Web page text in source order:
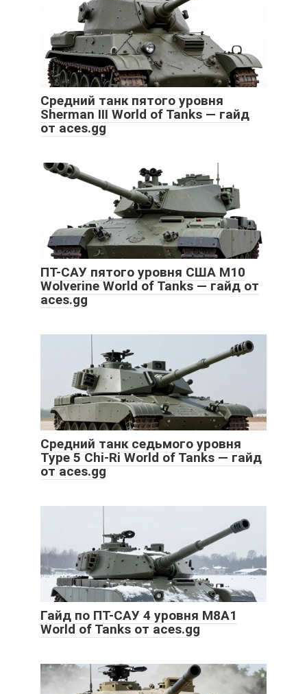
Средний танк пятого уровня
Sherman III World of Tanks — гайд
от aces.gg
ПТ-САУ пятого уровня США M10
Wolverine World of Tanks — гайд от
aces.gg
Средний танк седьмого уровня
Type 5 Chi-Ri World of Tanks — гайд
от aces.gg
Гайд по ПТ-САУ 4 уровня M8A1
World of Tanks от aces.gg